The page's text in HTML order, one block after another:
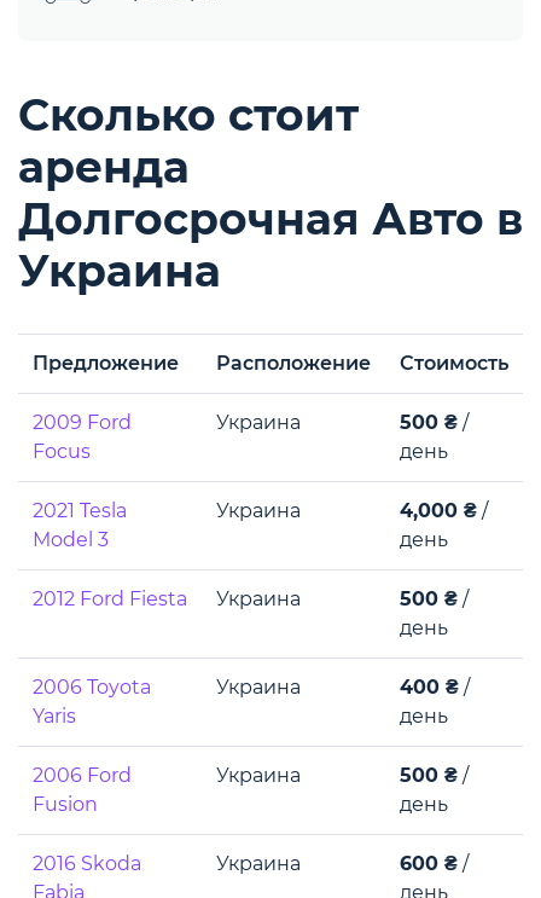
Сколько стоит
аренда
Долгосрочная Авто в
Украина
Предложение Расположение Стоимость
2009 Ford
Focus
Украина 500 ₴ /
день
2021 Tesla
Model 3
Украина 4,000 ₴ /
день
2012 Ford Fiesta Украина 500 ₴ /
день
2006 Toyota
Yaris
Украина 400 ₴ /
день
2006 Ford
Fusion
Украина 500 ₴ /
день
2016 Skoda
Fabia
Украина 600 ₴ /
день